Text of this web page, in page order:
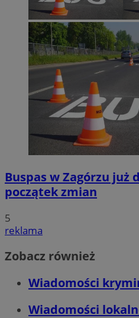
Buspas w Zagórzu już
początek zmian
5
reklama
Zobacz również
Wiadomości
Wiadomości